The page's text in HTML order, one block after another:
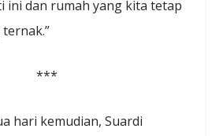
ini dan rumah yang kita tetap
***
kemudian, Suardi